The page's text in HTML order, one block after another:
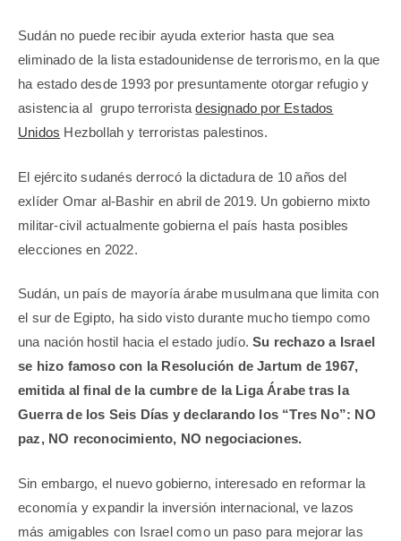
Sudán no puede recibir ayuda exterior hasta que sea
eliminado de la lista estadounidense de terrorismo, en la que
ha estado desde 1993 por presuntamente otorgar refugio y
asistencia al grupo terroristadesignado por Estados
Unidos Hezbollah y terroristas palestinos.
El ejército sudanés derrocó la dictadura de 10 años del
exlíder Omar al-Bashir en abril de 2019. Un gobierno mixto
militar-civil actualmente gobierna el país hasta posibles
elecciones en 2022.
Sudán, un país de mayoría árabe musulmana que limita con
el sur de Egipto, ha sido visto durante mucho tiempo como
una nación hostil hacia el estado judío.Su rechazo a Israel
se hizo famoso con la Resolución de Jartum de 1967,
emitida al final de la cumbre de la Liga Árabe tras la
Guerra de los Seis Días y declarando los “Tres No”: NO
paz, NO reconocimiento, NO negociaciones.
Sin embargo, el nuevo gobierno, interesado en reformar la
economía y expandir la inversión internacional, ve lazos
más amigables con Israel como un paso para mejorar las